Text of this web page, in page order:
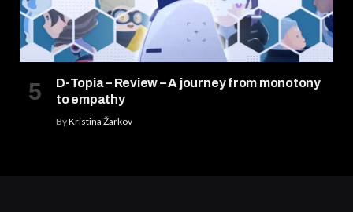
D-Topia – Review – A journey from monotony
to empathy
ByKristina Žarkov